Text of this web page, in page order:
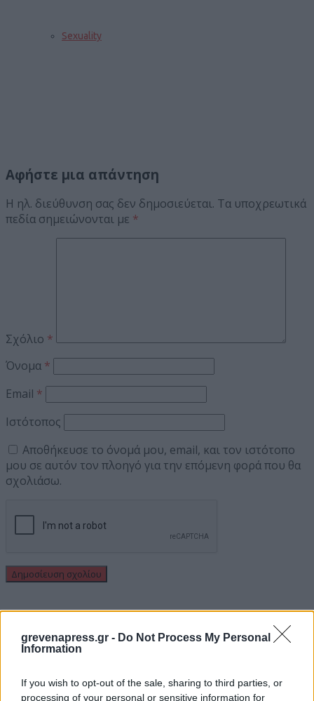
grevenapress.gr - Do Not Process My Personal
Information
If you wish to opt-out of the sale, sharing to third parties, or
processing of your personal or sensitive information for
Sexuality
Αφήστε μια απάντηση
Η ηλ. διεύθυνση σας δεν δημοσιεύεται. Τα υποχρεωτικά
πεδία σημειώνονται με *
Σχόλιο *
Όνομα *
Email *
Ιστότοπος
Αποθήκευσε το όνομά μου, email, και τον ιστότοπο
μου σε αυτόν τον πλοηγό για την επόμενη φορά που θα
σχολιάσω.